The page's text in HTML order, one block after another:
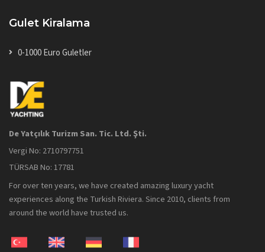
Gulet Kiralama
0-1000 Euro Guletler
De Yatçılık Turizm San. Tic. Ltd. Şti.
Vergi No: 2710797751
TÜRSAB No: 17781
For over ten years, we have created amazing luxury yacht
experiences along the Turkish Riviera. Since 2010, clients from
around the world have trusted us.